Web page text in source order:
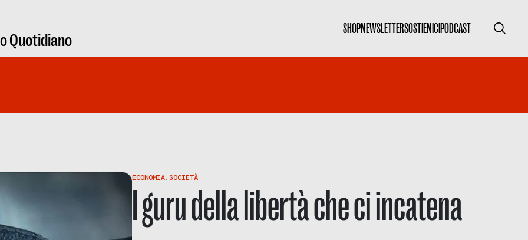
Quotidiano
SHOPNEWSLETTERSOSTIENICIPODCAST Cerca
ECONOMIA,SOCIETÀ
I guru della libertà che ci incatena